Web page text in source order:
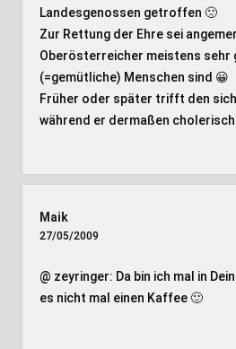
Landesgenossen getroffen 🙁
Zur Rettung der Ehre sei
Oberösterreicher meistens sehr
(=gemütliche) Menschen sind 😀
Früher oder später trifft den
während er dermaßen
Maik
27/05/2009
@ zeyringer: Da bin ich mal in
es nicht mal einen Kaffee 🙂